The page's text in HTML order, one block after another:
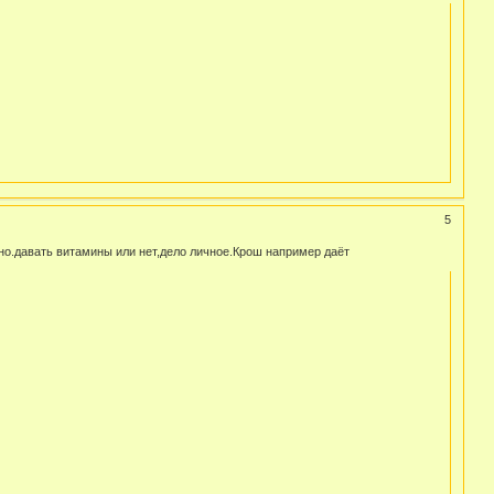
5
витамины или нет,дело личное.Крош например даёт